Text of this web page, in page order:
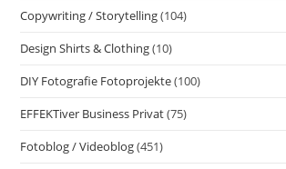
Copywriting / Storytelling(104)
Design Shirts & Clothing(10)
DIY Fotografie Fotoprojekte(100)
EFFEKTiver Business Privat(75)
Fotoblog / Videoblog(451)